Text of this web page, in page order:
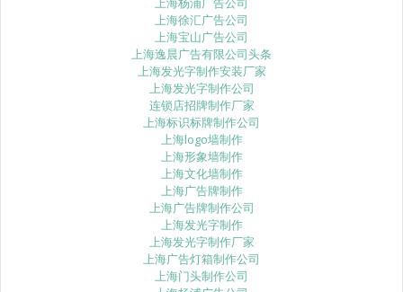
上海徐汇广告公司
上海宝山广告公司
上海逸晨广告有限公司头条
上海发光字制作安装厂家
上海发光字制作公司
连锁店招牌制作厂家
上海标识标牌制作公司
上海logo墙制作
上海形象墙制作
上海文化墙制作
上海广告牌制作
上海广告牌制作公司
上海发光字制作
上海发光字制作厂家
上海广告灯箱制作公司
上海门头制作公司